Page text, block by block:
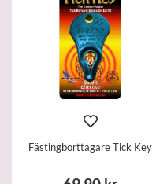
Fästingborttagare Tick Key